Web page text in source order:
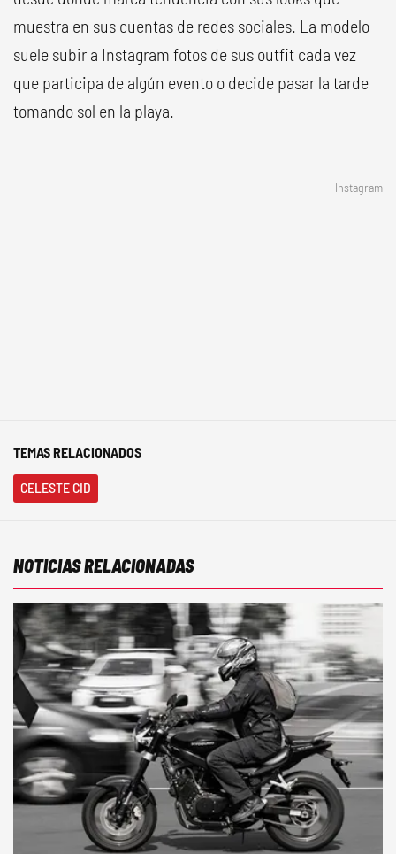
muestra en sus cuentas de redes sociales. La modelo
suele subir a Instagram fotos de sus outfit cada vez
que participa de algún evento o decide pasar la tarde
tomando sol en la playa.
Instagram
TEMAS RELACIONADOS
CELESTE CID
NOTICIAS RELACIONADAS